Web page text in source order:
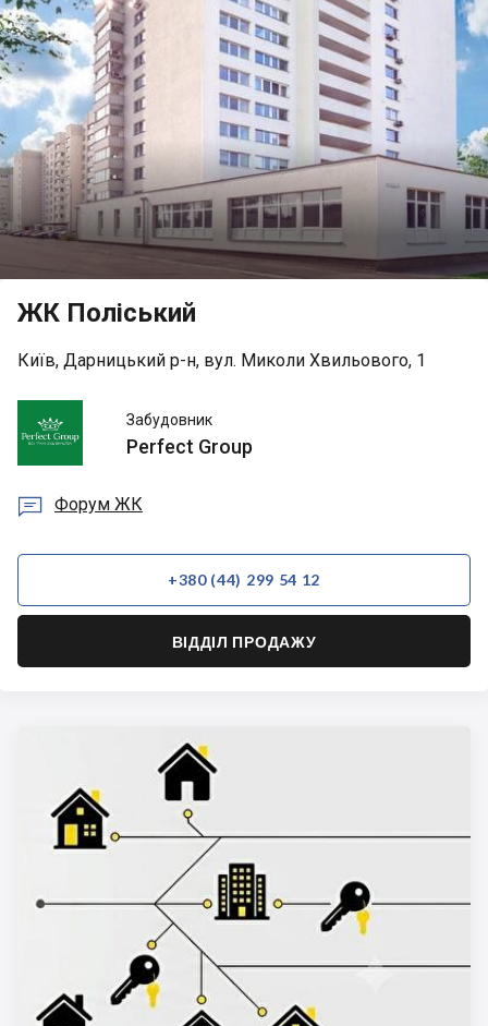
ЖК Поліський
Київ, Дарницький р-н, вул. Миколи Хвильового, 1
Group
Забудовник
Perfect Group
 Форум ЖК
+380 (44) 299 54 12
ВІДДІЛ ПРОДАЖУ